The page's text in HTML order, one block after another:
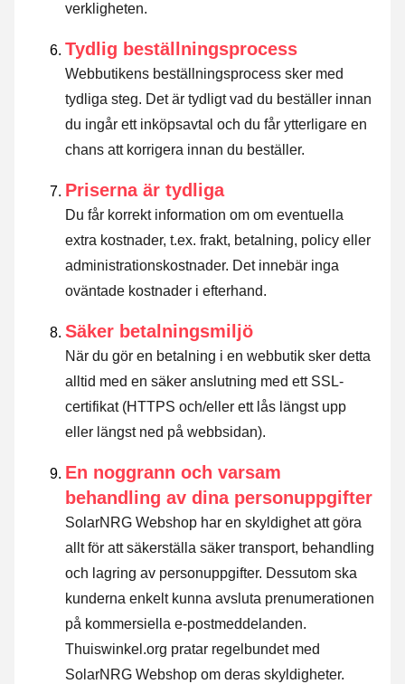
verkligheten.
Tydlig beställningsprocess
Webbutikens beställningsprocess sker med
tydliga steg. Det är tydligt vad du beställer innan
du ingår ett inköpsavtal och du får ytterligare en
chans att korrigera innan du beställer.
Priserna är tydliga
Du får korrekt information om om eventuella
extra kostnader, t.ex. frakt, betalning, policy eller
administrationskostnader. Det innebär inga
oväntade kostnader i efterhand.
Säker betalningsmiljö
När du gör en betalning i en webbutik sker detta
alltid med en säker anslutning med ett SSL-
certifikat (HTTPS och/eller ett lås längst upp
eller längst ned på webbsidan).
En noggrann och varsam
behandling av dina personuppgifter
SolarNRG Webshop har en skyldighet att göra
allt för att säkerställa säker transport, behandling
och lagring av personuppgifter. Dessutom ska
kunderna enkelt kunna avsluta prenumerationen
på kommersiella e-postmeddelanden.
Thuiswinkel.org pratar regelbundet med
SolarNRG Webshop om deras skyldigheter.